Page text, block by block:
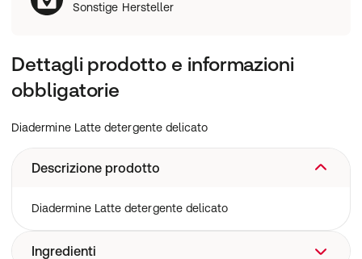
Sonstige Hersteller
Dettagli prodotto e informazioni
obbligatorie
Diadermine Latte detergente delicato
Descrizione prodotto
Diadermine Latte detergente delicato
Ingredienti